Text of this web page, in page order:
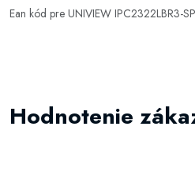
Ean kód pre UNIVIEW IPC2322LBR3-
Hodnotenie